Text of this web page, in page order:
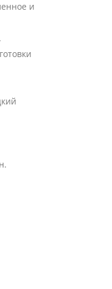
и